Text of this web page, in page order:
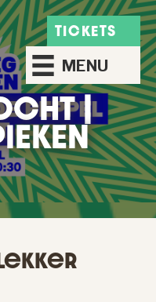
TICKETS
MENU
|